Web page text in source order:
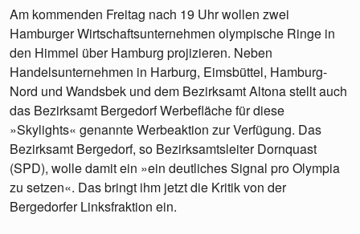
Am kommenden Freitag nach 19 Uhr wollen zwei
Hamburger Wirtschaftsunternehmen olympische Ringe in
den Himmel über Hamburg projizieren. Neben
Handelsunternehmen in Harburg, Eimsbüttel, Hamburg-
Nord und Wandsbek und dem Bezirksamt Altona stellt auch
das Bezirksamt Bergedorf Werbefläche für diese
»Skylights« genannte Werbeaktion zur Verfügung. Das
Bezirksamt Bergedorf, so Bezirksamtsleiter Dornquast
(SPD), wolle damit ein »ein deutliches Signal pro Olympia
zu setzen«. Das bringt ihm jetzt die Kritik von der
Bergedorfer Linksfraktion ein.